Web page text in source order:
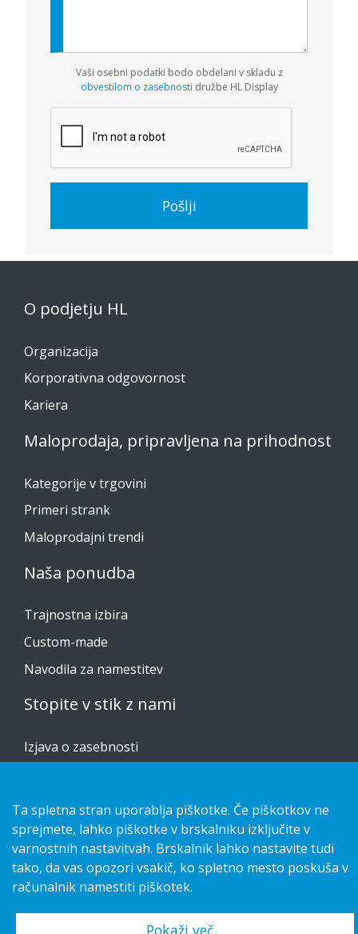
Vaši osebni podatki bodo obdelani v skladu z
obvestilom o zasebnosti družbe HL Display
Pošlji
O podjetju HL
Organizacija
Korporativna odgovornost
Kariera
Maloprodaja, pripravljena na prihodnost
Kategorije v trgovini
Primeri strank
Maloprodajni trendi
Naša ponudba
Trajnostna izbira
Custom-made
Navodila za namestitev
Stopite v stik z nami
Izjava o zasebnosti
Copyright 2026 HL Display AB. All rights reserved.
Ta spletna stran uporablja piškotke. Če piškotkov ne
sprejmete, lahko piškotke v brskalniku izključite v
varnostnih nastavitvah. Brskalnik lahko nastavite tudi
tako, da vas opozori vsakič, ko spletno mesto poskuša v
računalnik namestiti piškotek.
Pokaži več…